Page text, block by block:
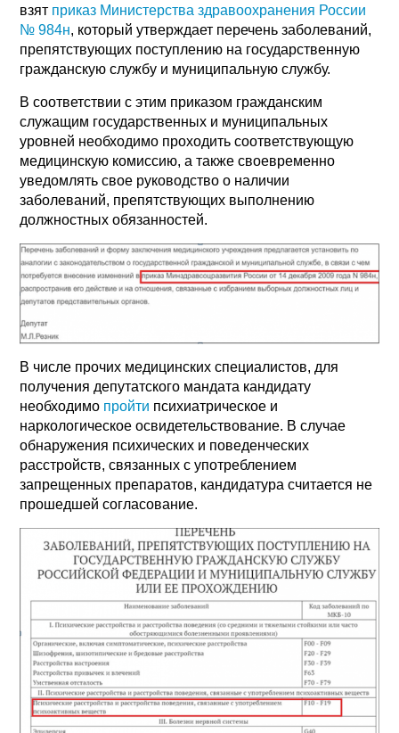
взят приказ Министерства здравоохранения России
№ 984н, который утверждает перечень заболеваний,
препятствующих поступлению на государственную
гражданскую службу и муниципальную службу.
В соответствии с этим приказом гражданским
служащим государственных и муниципальных
уровней необходимо проходить соответствующую
медицинскую комиссию, а также своевременно
уведомлять свое руководство о наличии
заболеваний, препятствующих выполнению
должностных обязанностей.
В числе прочих медицинских специалистов, для
получения депутатского мандата кандидату
необходимо пройти психиатрическое и
наркологическое освидетельствование. В случае
обнаружения психических и поведенческих
расстройств, связанных с употреблением
запрещенных препаратов, кандидатура считается не
прошедшей согласование.